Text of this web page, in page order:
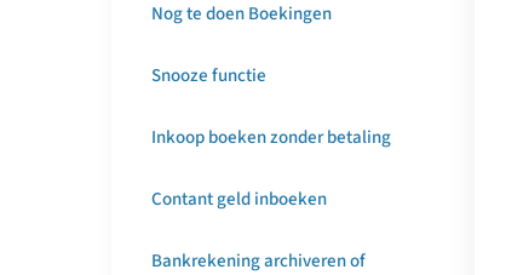
Nog te doen Boekingen
Snooze functie
Inkoop boeken zonder betaling
Contant geld inboeken
Bankrekening archiveren of